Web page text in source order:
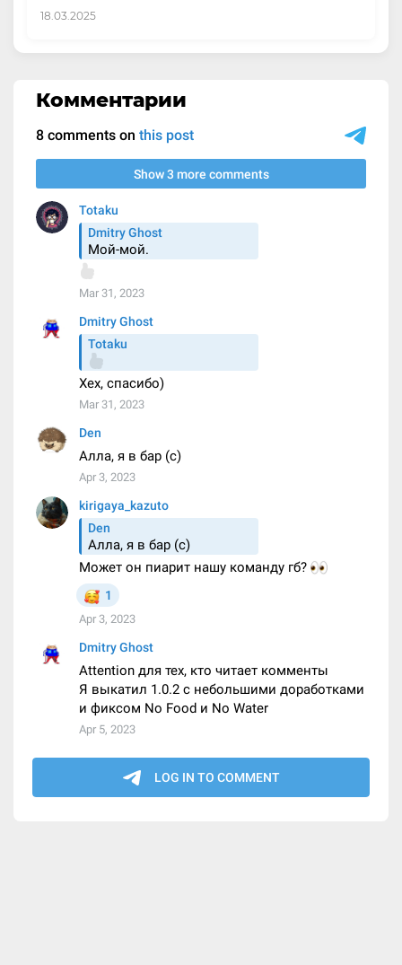
18.03.2025
Комментарии